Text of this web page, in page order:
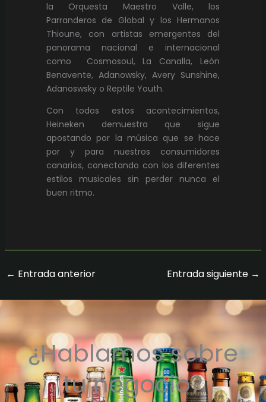
la Orquesta Maestro Valle, los
Parranderos de Global y los Hermanos
Thioune, con artistas emergentes del
panorama nacional e internacional
como Cosmosoul, La Canalla, León
Benavente, Adanowsky, Avery Sunshine,
Adanoswsky o Reptile Youth.
Con todos estos acontecimientos,
Heineken demuestra que sigue
apostando por la música que se hace
por y para nuestros consumidores
canarios, conectando con los diferentes
estilos musicales sin perder nunca el
buen ritmo.
← Entrada anterior Entrada siguiente →
¿Hablamos sobre
tu negocio?